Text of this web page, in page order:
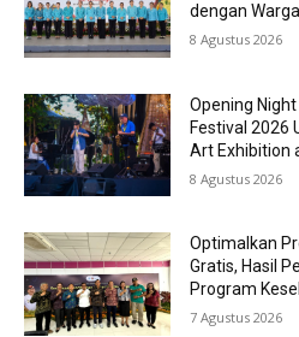
dengan Warga
8 Agustus 2026
Opening
Festival 2026
Art Exhibition
8 Agustus 2026
Optimalkan
Gratis, Hasil
Program
7 Agustus 2026